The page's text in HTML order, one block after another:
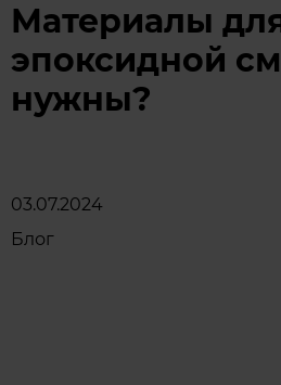
Материалы
эпоксидной
нужны?
03.07.2024
Блог